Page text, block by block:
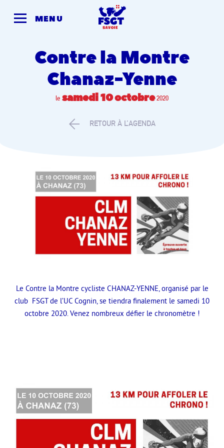
MENU
Contre la Montre
Chanaz-Yenne
le samedi 10octobre2020
RETOUR À L’AGENDA
Le Contre la Montre cycliste CHANAZ-YENNE, organisé par le
club FSGT de l’UC Cognin, se tiendra finalement le samedi 10
octobre 2020. Venez nombreux défier le chronomètre !